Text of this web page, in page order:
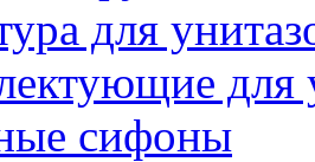
для
для
сифоны